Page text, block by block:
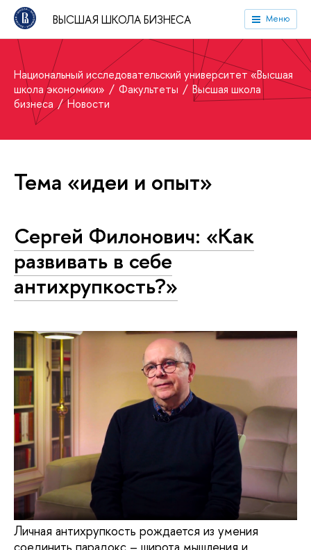
ВЫСШАЯ ШКОЛА БИЗНЕСА Меню
Национальный исследовательский университет «Высшая
школа экономики»
Факультеты
Высшая школа
бизнеса
Новости
Тема «идеи и опыт»
Сергей Филонович: «Как
развивать в себе
антихрупкость?»
Личная антихрупкость рождается из умения